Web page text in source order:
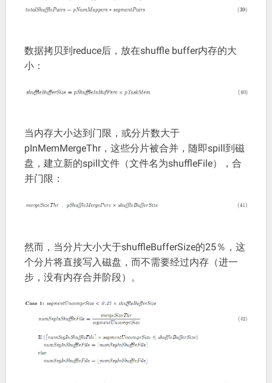
数据拷贝到reduce后，放在shuffle buffer内存的大
小：
当内存大小达到门限，或分片数大于
pInMemMergeThr，这些分片被合并，随即spill到磁
盘，建立新的spill文件（文件名为shuffleFile），合
并门限：
然而，当分片大小大于shuffleBufferSize的25％，这
个分片将直接写入磁盘，而不需要经过内存（进一
步，没有内存合并阶段）。